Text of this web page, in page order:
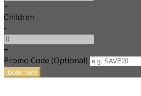
+
Children
-
+
Promo Code (Optional)